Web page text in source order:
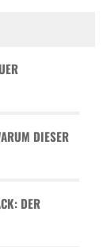
DIESER
DER